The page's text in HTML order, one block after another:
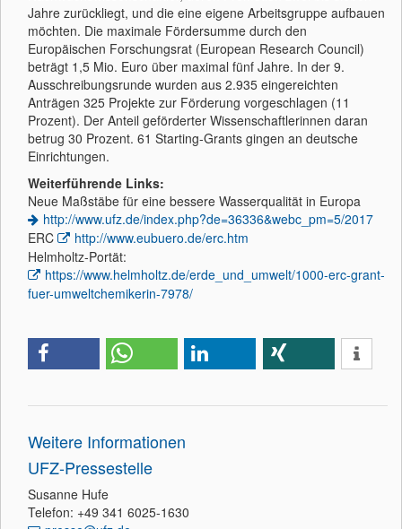
Jahre zurückliegt, und die eine eigene Arbeitsgruppe aufbauen
möchten. Die maximale Fördersumme durch den
Europäischen Forschungsrat (European Research Council)
beträgt 1,5 Mio. Euro über maximal fünf Jahre. In der 9.
Ausschreibungsrunde wurden aus 2.935 eingereichten
Anträgen 325 Projekte zur Förderung vorgeschlagen (11
Prozent). Der Anteil geförderter Wissenschaftlerinnen daran
betrug 30 Prozent. 61 Starting-Grants gingen an deutsche
Einrichtungen.
Weiterführende Links:
Neue Maßstäbe für eine bessere Wasserqualität in Europa
http://www.ufz.de/index.php?de=36336&webc_pm=5/2017
ERC
http://www.eubuero.de/erc.htm
Helmholtz-Portät:
https://www.helmholtz.de/erde_und_umwelt/1000-erc-grant-
fuer-umweltchemikerin-7978/
Weitere Informationen
UFZ-Pressestelle
Susanne Hufe
Telefon: +49 341 6025-1630